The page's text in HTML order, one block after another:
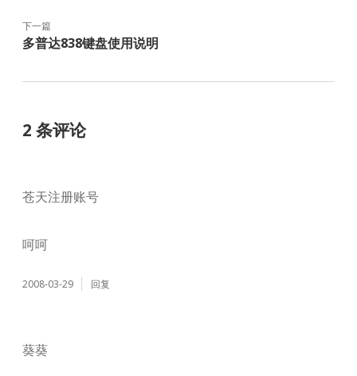
下一篇
多普达838键盘使用说明
2 条评论
苍天注册账号
呵呵
2008-03-29 回复
葵葵